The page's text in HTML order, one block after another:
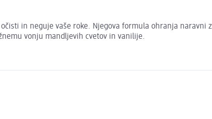
in neguje vaše roke. Njegova formula ohranja naravni
vonju mandljevih cvetov in vanilije.